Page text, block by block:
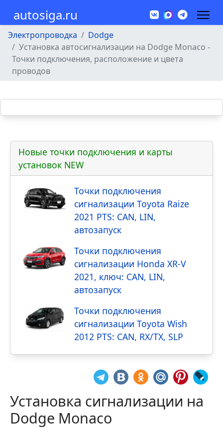
autosiga.ru
Электропроводка
Dodge
Установка автосигнализации на Dodge Monaco -
Точки подключения, расположение и цвета
проводов
Новые точки подключения и карты
установок NEW
Точки подключения
сигнализации Toyota Raize
2021 PTS: CAN, LIN,
автозапуск
Точки подключения
сигнализации Honda XR-V
2021, ключ: CAN, LIN,
автозапуск
Точки подключения
сигнализации Toyota Wish
2012 PTS: CAN, RX/TX, SLP
Установка сигнализации на
Dodge Monaco